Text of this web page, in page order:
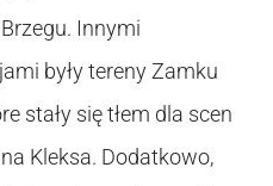
Innymi
były tereny Zamku
stały się tłem dla scen
Kleksa. Dodatkowo,